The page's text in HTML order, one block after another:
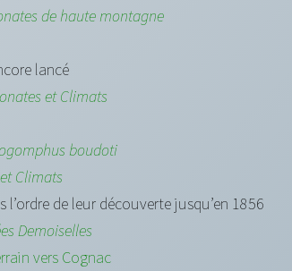
de haute montagne
lancé
et Climats
boudoti
Climats
l’ordre de leur découverte jusqu’en 1856
Demoiselles
vers Cognac